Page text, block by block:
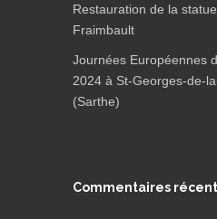
Restauration de la
Fraimbault
Journées Européennes
2024 à St-Georges-de-
(Sarthe)
Commentaires